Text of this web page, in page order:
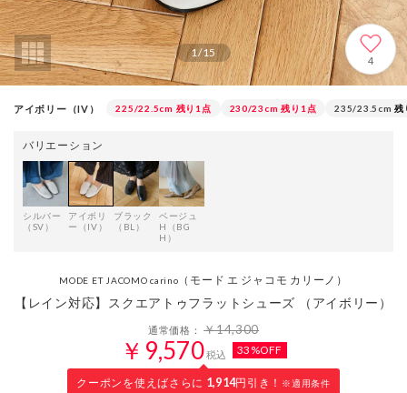
1/15
4
アイボリー（IV） 225/22.5cm 残り1点 230/23cm 残り1点 235/23.5cm 残
バリエーション
シルバー
（SV）
アイボリ
ー（IV）
ブラック
（BL）
ベージュ
H（BG
H）
MODE ET JACOMO carino （モード エ ジャコモ カリーノ）
【レイン対応】スクエアトゥフラットシューズ （アイボリー）
通常価格：￥14,300
￥9,570税込 33%OFF
クーポンを使えばさらに 1,914円引き！ ※適用条件